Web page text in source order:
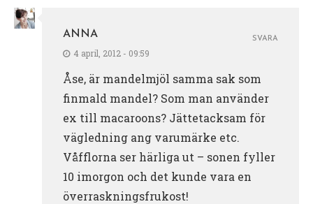
ANNA
4 april, 2012 - 09:59
Åse, är mandelmjöl samma sak som
finmald mandel? Som man använder
ex till macaroons? Jättetacksam för
vägledning ang varumärke etc.
Våfflorna ser härliga ut – sonen fyller
10 imorgon och det kunde vara en
överraskningsfrukost!
SVARA